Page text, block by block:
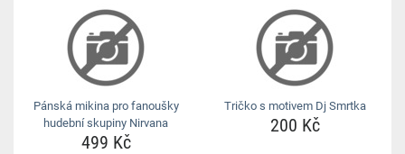
Pánská mikina pro fanoušky
hudební skupiny Nirvana
499 Kč
Tričko s motivem Dj Smrtka
200 Kč